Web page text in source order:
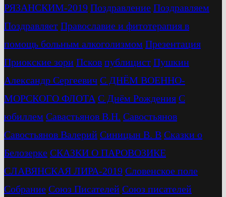
РЯЗАНСКИМ-2019 Поздравление Поздравляем
Поздравляет Православие и фитотерапия в
помощь больным алкоголизмом Презентация
Приокские зори Псков публицист Пушкин
Александр Сергеевич С ДНЁМ ВОЕННО-
МОРСКОГО ФЛОТА С Днём Рождения С
юбиллем Савастьянов В.Н. Савостьянов
Савостьянов Валерий Синицын В. В Сказки о
Белозерке СКАЗКИ О ПАРОВОЗИКЕ
СЛАВЯНСКАЯ ЛИРА-2019 Словенское поле
Собрание Союз Писателей Союз писателей